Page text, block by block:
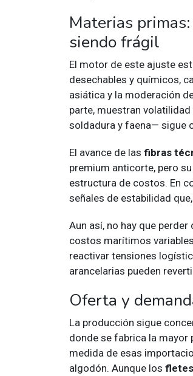
Materias
siendo frágil
El motor de este ajuste
desechables y químicos,
asiática y la moderación
parte, muestran
soldadura y faena— sigue
El avance de las fibras
premium anticorte, pero
estructura de costos. En
señales de estabilidad
Aun así, no hay que
costos marítimos
reactivar tensiones
arancelarias pueden
Oferta y
La producción sigue
donde se fabrica la mayor
medida de esas
algodón. Aunque los